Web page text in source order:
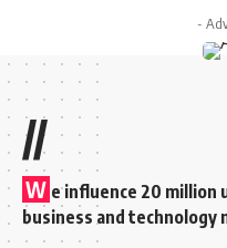
-
//
W e influence 20 million
business and